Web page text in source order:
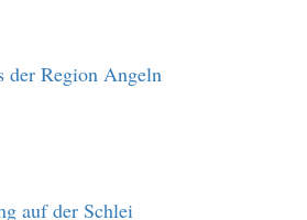
der Region Angeln
auf der Schlei